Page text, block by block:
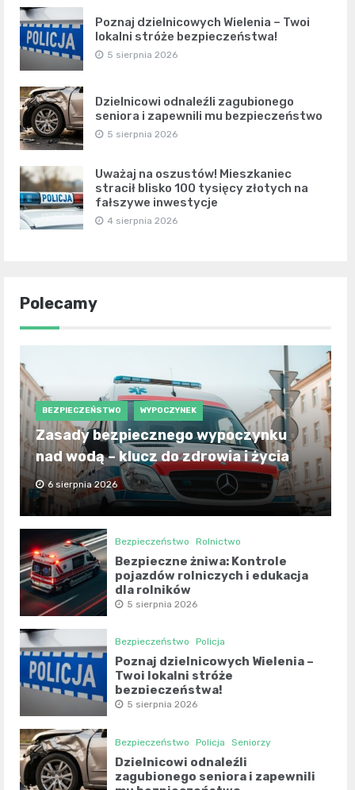
Poznaj dzielnicowych Wielenia – Twoi
lokalni stróże bezpieczeństwa!
5 sierpnia 2026
Dzielnicowi odnaleźli zagubionego
seniora i zapewnili mu bezpieczeństwo
5 sierpnia 2026
Uważaj na oszustów! Mieszkaniec
stracił blisko 100 tysięcy złotych na
fałszywe inwestycje
4 sierpnia 2026
Polecamy
BEZPIECZEŃSTWO WYPOCZYNEK
Zasady bezpiecznego wypoczynku
nad wodą – klucz do zdrowia i życia
6 sierpnia 2026
Bezpieczeństwo Rolnictwo
Bezpieczne żniwa: Kontrole
pojazdów rolniczych i edukacja
dla rolników
5 sierpnia 2026
Bezpieczeństwo Policja
Poznaj dzielnicowych Wielenia –
Twoi lokalni stróże
bezpieczeństwa!
5 sierpnia 2026
Bezpieczeństwo Policja Seniorzy
Dzielnicowi odnaleźli
zagubionego seniora i zapewnili